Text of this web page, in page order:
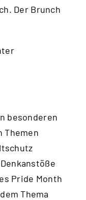
Der Brunch
besonderen
Themen
Pride Month
Thema